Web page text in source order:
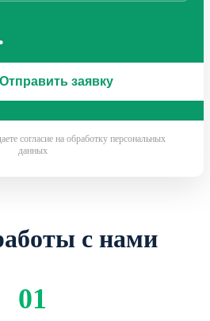
согласие на обработку персональных
данных
с нами